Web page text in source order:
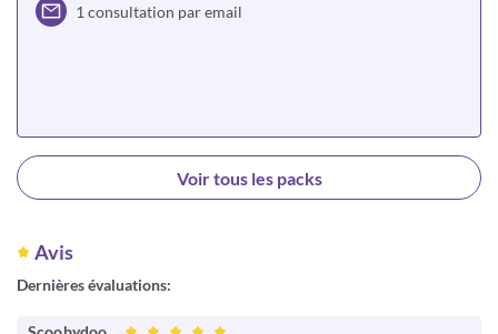
1 consultation par email
Choisir
Voir tous les packs
Avis
Dernières évaluations: